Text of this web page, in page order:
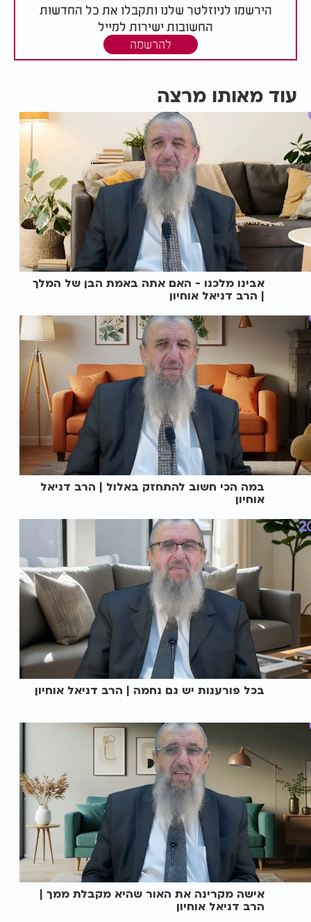
הירשמו לניוזלטר שלנו ותקבלו את כל החדשות
החשובות ישירות למייל
להרשמה
עוד מאותו מרצה
אבינו מלכנו - האם אתה באמת הבן של המלך
| הרב דניאל אוחיון
במה הכי חשוב להתחזק באלול | הרב דניאל
אוחיון
בכל פורענות יש גם נחמה | הרב דניאל אוחיון
אישה מקרינה את האור שהיא מקבלת ממך |
הרב דניאל אוחיון